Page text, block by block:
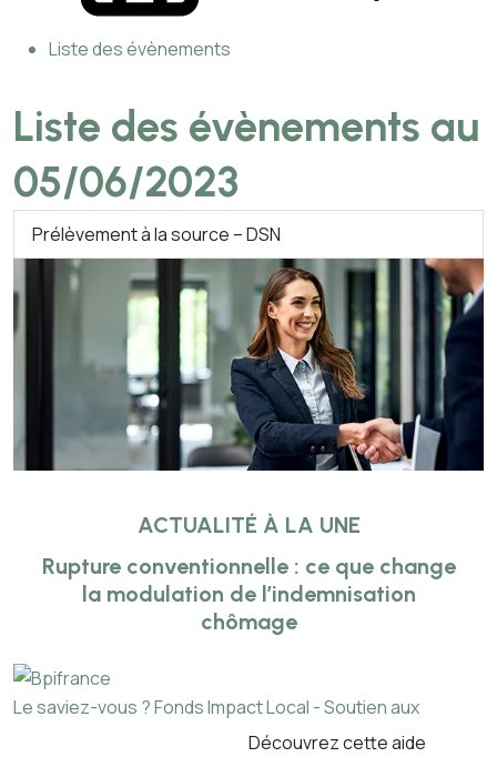
Liste des évènements
Liste des évènements au
05/06/2023
Prélèvement à la source – DSN
ACTUALITÉ À LA UNE
Rupture conventionnelle : ce que change
la modulation de l’indemnisation
chômage
Le saviez-vous ?Fonds Impact Local - Soutien aux
Découvrez cette aide